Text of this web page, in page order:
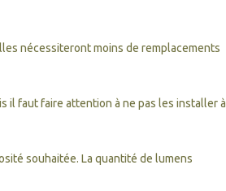
nécessiteront moins de remplacements
il faut faire attention à ne pas les installer à
souhaitée. La quantité de lumens